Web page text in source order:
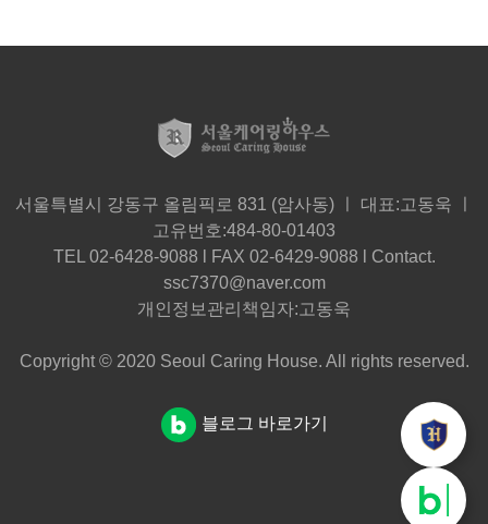
서울특별시 강동구 올림픽로 831 (암사동) ㅣ 대표:고동욱 ㅣ
고유번호:484-80-01403
TEL 02-6428-9088 l FAX 02-6429-9088 l Contact.
ssc7370@naver.com
개인정보관리책임자:고동욱
Copyright © 2020 Seoul Caring House. All rights reserved.
블로그 바로가기
더
블